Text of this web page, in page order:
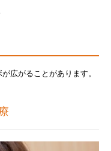
広がることがあります。